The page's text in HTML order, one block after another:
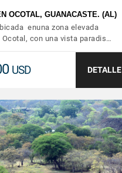
OCOTAL, GUANACASTE. (AL)
enuna zona elevada
con una vista paradis…
USD DETALLE